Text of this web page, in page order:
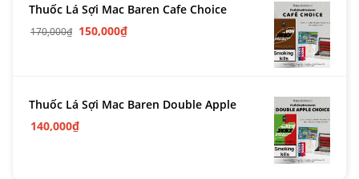
Thuốc Lá Sợi Mac Baren Cafe Choice
170,000₫ 150,000₫
Thuốc Lá Sợi Mac Baren Double Apple
140,000₫